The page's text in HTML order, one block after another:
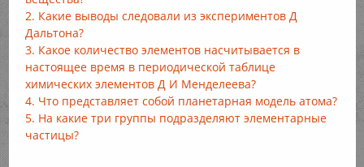
2. Какие выводы следовали из экспериментов Д
Дальтона?
3. Какое количество элементов насчитывается в
настоящее время в периодической таблице
химических элементов Д И Менделеева?
4. Что представляет собой планетарная модель атома?
5. На какие три группы подразделяют элементарные
частицы?